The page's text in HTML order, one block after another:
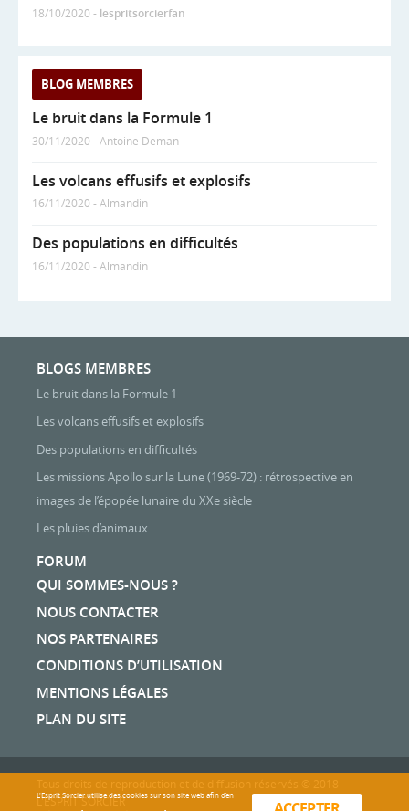
18/10/2020 - lespritsorcierfan
BLOG MEMBRES
Le bruit dans la Formule 1
30/11/2020 - Antoine Deman
Les volcans effusifs et explosifs
16/11/2020 - Almandin
Des populations en difficultés
16/11/2020 - Almandin
BLOGS MEMBRES
Le bruit dans la Formule 1
Les volcans effusifs et explosifs
Des populations en difficultés
Les missions Apollo sur la Lune (1969-72) : rétrospective en
images de l’épopée lunaire du XXe siècle
Les pluies d’animaux
FORUM
QUI SOMMES-NOUS ?
NOUS CONTACTER
NOS PARTENAIRES
CONDITIONS D’UTILISATION
MENTIONS LÉGALES
PLAN DU SITE
L'ESPRIT SORCIER
L'Esprit Sorcier utilise des cookies sur son site web afin d’en